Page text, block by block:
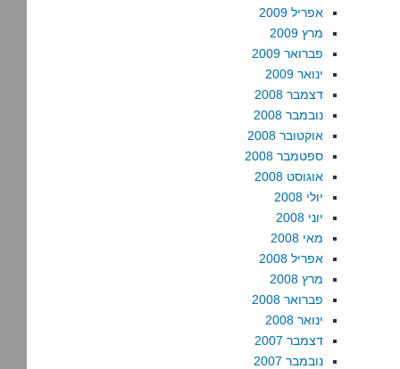
אפריל 2009
מרץ 2009
פברואר 2009
ינואר 2009
דצמבר 2008
נובמבר 2008
אוקטובר 2008
ספטמבר 2008
אוגוסט 2008
יולי 2008
יוני 2008
מאי 2008
אפריל 2008
מרץ 2008
פברואר 2008
ינואר 2008
דצמבר 2007
נובמבר 2007